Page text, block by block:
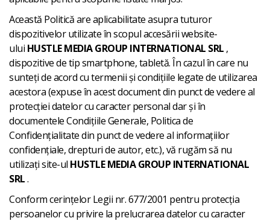
Această Politică are aplicabilitate asupra tuturor
dispozitivelor utilizate în scopul accesării website-
ului HUSTLE MEDIA GROUP INTERNATIONAL SRL ,
dispozitive de tip smartphone, tabletă. În cazul în care nu
sunteți de acord cu termenii și condițiile legate de utilizarea
acestora (expuse în acest document din punct de vedere al
protecției datelor cu caracter personal dar și în
documentele Condițiile Generale, Politica de
Confidențialitate din punct de vedere al informațiilor
confidențiale, drepturi de autor, etc.), vă rugăm să nu
utilizați site-ul HUSTLE MEDIA GROUP INTERNATIONAL
SRL.
Conform cerințelor Legii nr. 677/2001 pentru protecția
persoanelor cu privire la prelucrarea datelor cu caracter